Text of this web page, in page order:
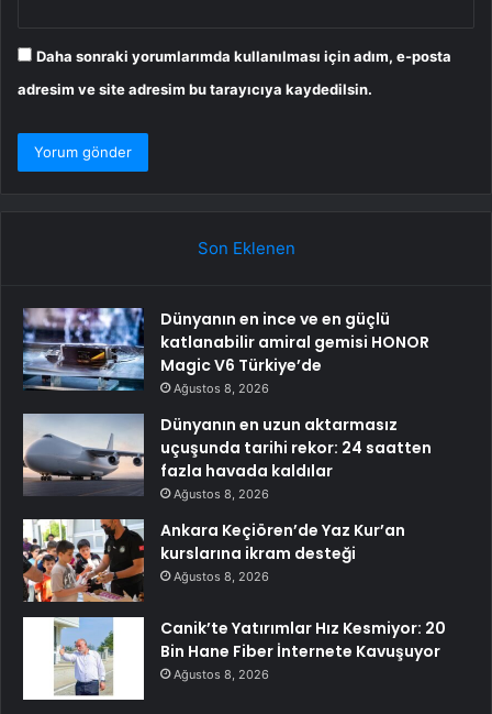
Daha sonraki yorumlarımda kullanılması için adım, e-posta
adresim ve site adresim bu tarayıcıya kaydedilsin.
Son Eklenen
Dünyanın en ince ve en güçlü
katlanabilir amiral gemisi HONOR
Magic V6 Türkiye’de
Ağustos 8, 2026
Dünyanın en uzun aktarmasız
uçuşunda tarihi rekor: 24 saatten
fazla havada kaldılar
Ağustos 8, 2026
Ankara Keçiören’de Yaz Kur’an
kurslarına ikram desteği
Ağustos 8, 2026
Canik’te Yatırımlar Hız Kesmiyor: 20
Bin Hane Fiber İnternete Kavuşuyor
Ağustos 8, 2026